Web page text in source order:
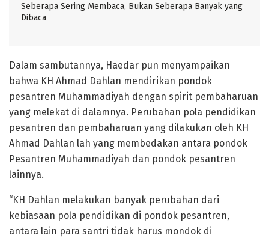
Seberapa Sering Membaca, Bukan Seberapa Banyak yang
Dibaca
Dalam sambutannya, Haedar pun menyampaikan
bahwa KH Ahmad Dahlan mendirikan pondok
pesantren Muhammadiyah dengan spirit pembaharuan
yang melekat di dalamnya. Perubahan pola pendidikan
pesantren dan pembaharuan yang dilakukan oleh KH
Ahmad Dahlan lah yang membedakan antara pondok
Pesantren Muhammadiyah dan pondok pesantren
lainnya.
“KH Dahlan melakukan banyak perubahan dari
kebiasaan pola pendidikan di pondok pesantren,
antara lain para santri tidak harus mondok di